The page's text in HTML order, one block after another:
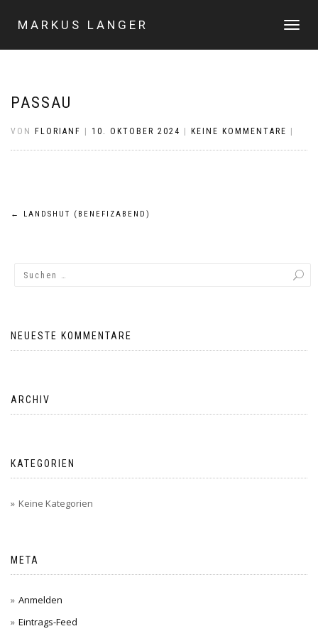
MARKUS LANGER
PASSAU
VON FLORIANF 10. OKTOBER 2024 KEINE KOMMENTARE
Beitragsnavigation
← LANDSHUT (BENEFIZABEND)
NEUESTE KOMMENTARE
ARCHIV
KATEGORIEN
Keine Kategorien
META
Anmelden
Eintrags-Feed